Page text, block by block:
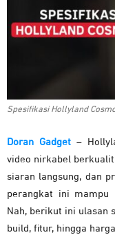
Spesifikasi Hollyland
Doran Gadget –
video nirkabel
siaran langsung, dan
perangkat ini mampu
Nah, berikut ini ulasan
build, fitur, hingga